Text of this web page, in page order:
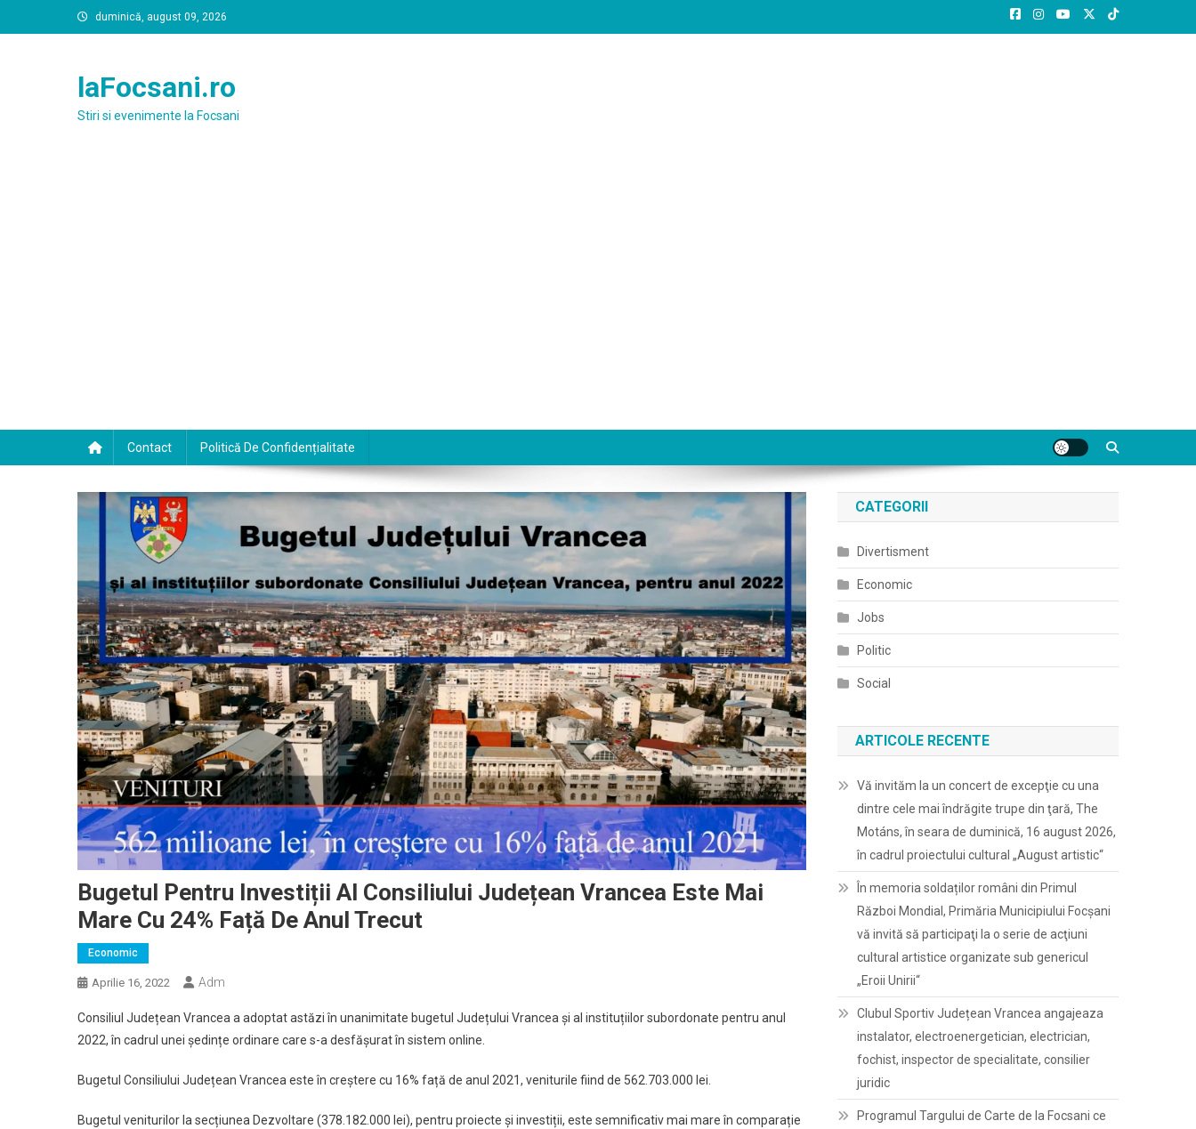
to
duminică, august 09, 2026
laFocsani.ro
Stiri si evenimente la Focsani
Contact Politică De Confidențialitate
Bugetul Pentru Investiții Al Consiliului Județean Vrancea Este Mai
Mare Cu 24% Față De Anul Trecut
Economic
Aprilie 16, 2022 Adm
Consiliul Județean Vrancea a adoptat astăzi în unanimitate bugetul Județului Vrancea și al instituțiilor subordonate pentru anul
2022, în cadrul unei ședințe ordinare care s-a desfășurat în sistem online.
Bugetul Consiliului Județean Vrancea este în creștere cu 16% față de anul 2021, veniturile fiind de 562.703.000 lei.
Bugetul veniturilor la secțiunea Dezvoltare (378.182.000 lei), pentru proiecte și investiții, este semnificativ mai mare în comparație
CATEGORII
Divertisment
Economic
Jobs
Politic
Social
ARTICOLE RECENTE
Vă invităm la un concert de excepţie cu una
dintre cele mai îndrăgite trupe din ţară, The
Motáns, în seara de duminică, 16 august 2026,
în cadrul proiectului cultural „August artistic“
În memoria soldaților români din Primul
Război Mondial, Primăria Municipiului Focșani
vă invită să participaţi la o serie de acţiuni
cultural artistice organizate sub genericul
„Eroii Unirii“
Clubul Sportiv Județean Vrancea angajeaza
instalator, electroenergetician, electrician,
fochist, inspector de specialitate, consilier
juridic
Programul Targului de Carte de la Focsani ce